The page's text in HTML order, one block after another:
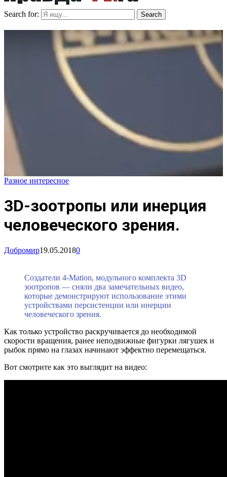
Search for: Search
Разное интересное
3D-зоотропы или инерция
человеческого зрения.
Добромир19.05.20180
Создатели 4-Mation, модульного комплекта 3D
зоотропов — сняли два замечательных видео,
которые демонстрируют использование этими
устройствами персистенции или инерции
человеческого зрения.
Как только устройство раскручивается до необходимой
скорости вращения, ранее неподвижные фигурки лягушек и
рыбок прямо на глазах начинают эффектно перемещаться.
Вот смотрите как это выглядит на видео: